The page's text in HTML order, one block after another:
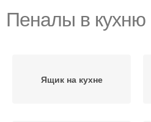
Пеналы в кухню
Ящик на кухне